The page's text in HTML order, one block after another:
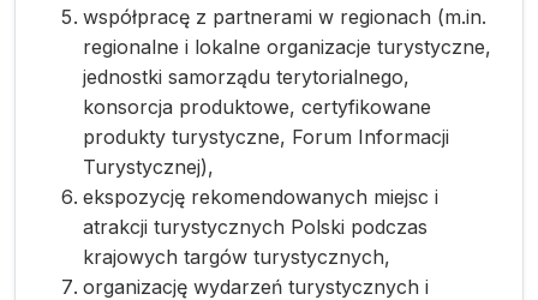
współpracę z partnerami w regionach (m.in.
regionalne i lokalne organizacje turystyczne,
jednostki samorządu terytorialnego,
konsorcja produktowe, certyfikowane
produkty turystyczne, Forum Informacji
Turystycznej),
ekspozycję rekomendowanych miejsc i
atrakcji turystycznych Polski podczas
krajowych targów turystycznych,
organizację wydarzeń turystycznych i